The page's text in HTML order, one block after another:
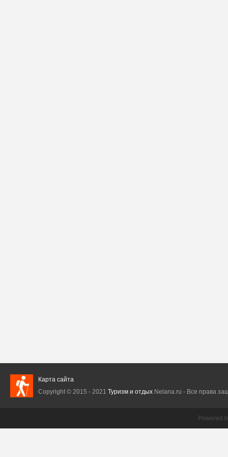
Карта сайта
Copyright © 2015 - 2021 Туризм и отдыхNelana.ru - Все права
Powered